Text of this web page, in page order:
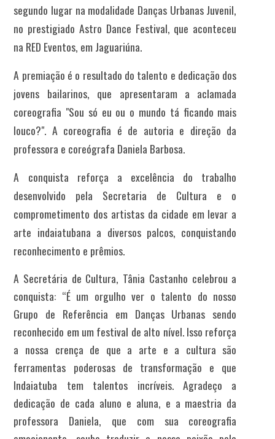
segundo lugar na modalidade Danças Urbanas Juvenil,
no prestigiado Astro Dance Festival, que aconteceu
na RED Eventos, em Jaguariúna.
A premiação é o resultado do talento e dedicação dos
jovens bailarinos, que apresentaram a aclamada
coreografia "Sou só eu ou o mundo tá ficando mais
louco?". A coreografia é de autoria e direção da
professora e coreógrafa Daniela Barbosa.
A conquista reforça a excelência do trabalho
desenvolvido pela Secretaria de Cultura e o
comprometimento dos artistas da cidade em levar a
arte indaiatubana a diversos palcos, conquistando
reconhecimento e prêmios.
A Secretária de Cultura, Tânia Castanho celebrou a
conquista: “É um orgulho ver o talento do nosso
Grupo de Referência em Danças Urbanas sendo
reconhecido em um festival de alto nível. Isso reforça
a nossa crença de que a arte e a cultura são
ferramentas poderosas de transformação e que
Indaiatuba tem talentos incríveis. Agradeço a
dedicação de cada aluno e aluna, e a maestria da
professora Daniela, que com sua coreografia